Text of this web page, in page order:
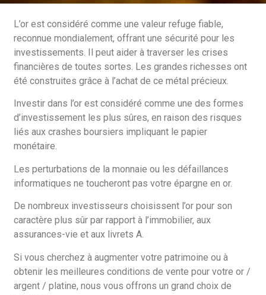
L’or est considéré comme une valeur refuge fiable,
reconnue mondialement, offrant une sécurité pour les
investissements. Il peut aider à traverser les crises
financières de toutes sortes. Les grandes richesses ont
été construites grâce à l’achat de ce métal précieux.
Investir dans l’or est considéré comme une des formes
d’investissement les plus sûres, en raison des risques
liés aux crashes boursiers impliquant le papier
monétaire.
Les perturbations de la monnaie ou les défaillances
informatiques ne toucheront pas votre épargne en or.
De nombreux investisseurs choisissent l’or pour son
caractère plus sûr par rapport à l’immobilier, aux
assurances-vie et aux livrets A.
Si vous cherchez à augmenter votre patrimoine ou à
obtenir les meilleures conditions de vente pour votre or /
argent / platine, nous vous offrons un grand choix de